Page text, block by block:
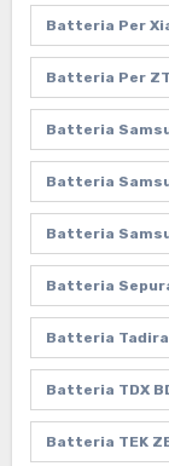
Batteria Per
Batteria Per
Batteria
Batteria
Batteria
Batteria
Batteria
Batteria TDX
Batteria TEK